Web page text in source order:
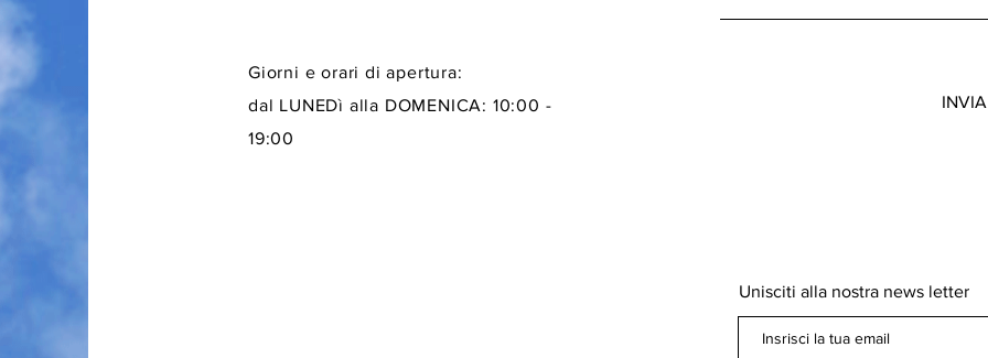
Giorni e orari di apertura:
dal LUNEDì alla DOMENICA: 10:00 -
19:00
INVIA
Unisciti alla nostra news letter